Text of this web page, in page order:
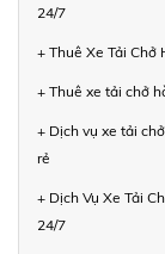
24/7
+ Thuê Xe Tải Chở
+ Thuê xe tải chở
+ Dịch vụ xe tải
rẻ
+ Dịch Vụ Xe Tải
24/7